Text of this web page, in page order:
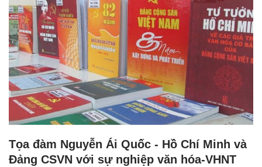
Tọa đàm Nguyễn Ái Quốc - Hồ Chí Minh và
Đảng CSVN với sự nghiệp văn hóa-VHNT